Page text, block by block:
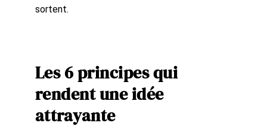
sortent.
Les 6 principes qui
rendent une idée
attrayante